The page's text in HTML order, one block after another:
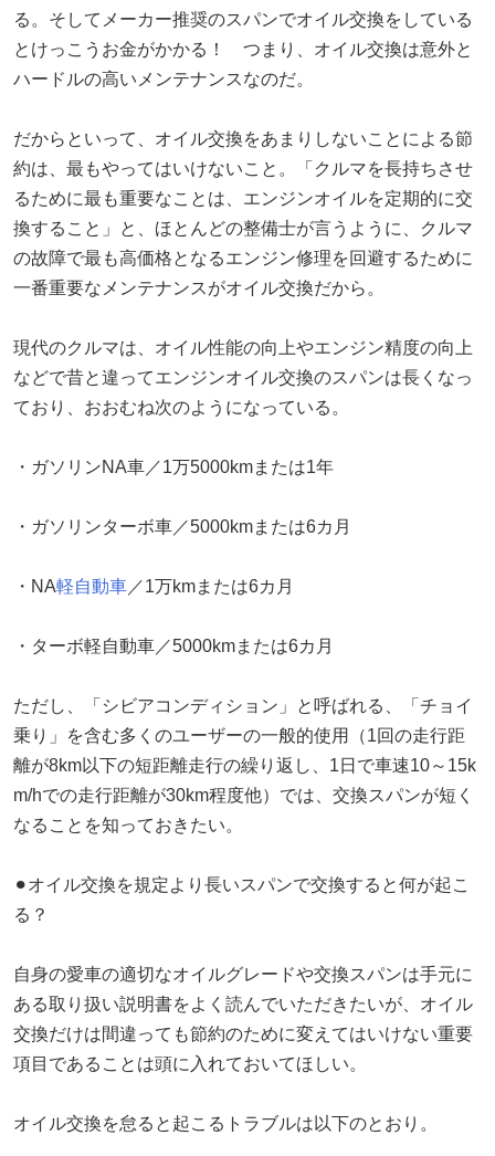
る。そしてメーカー推奨のスパンでオイル交換をしている
とけっこうお金がかかる！ つまり、オイル交換は意外と
ハードルの高いメンテナンスなのだ。
だからといって、オイル交換をあまりしないことによる節
約は、最もやってはいけないこと。「クルマを長持ちさせ
るために最も重要なことは、エンジンオイルを定期的に交
換すること」と、ほとんどの整備士が言うように、クルマ
の故障で最も高価格となるエンジン修理を回避するために
一番重要なメンテナンスがオイル交換だから。
現代のクルマは、オイル性能の向上やエンジン精度の向上
などで昔と違ってエンジンオイル交換のスパンは長くなっ
ており、おおむね次のようになっている。
・ガソリンNA車／1万5000kmまたは1年
・ガソリンターボ車／5000kmまたは6カ月
・NA軽自動車 ／1万kmまたは6カ月
・ターボ軽自動車／5000kmまたは6カ月
ただし、「シビアコンディション」と呼ばれる、「チョイ
乗り」を含む多くのユーザーの一般的使用（1回の走行距
離が8km以下の短距離走行の繰り返し、1日で車速10～15k
m/hでの走行距離が30km程度他）では、交換スパンが短く
なることを知っておきたい。
⚫︎オイル交換を規定より長いスパンで交換すると何が起こ
る？
自身の愛車の適切なオイルグレードや交換スパンは手元に
ある取り扱い説明書をよく読んでいただきたいが、オイル
交換だけは間違っても節約のために変えてはいけない重要
項目であることは頭に入れておいてほしい。
オイル交換を怠ると起こるトラブルは以下のとおり。